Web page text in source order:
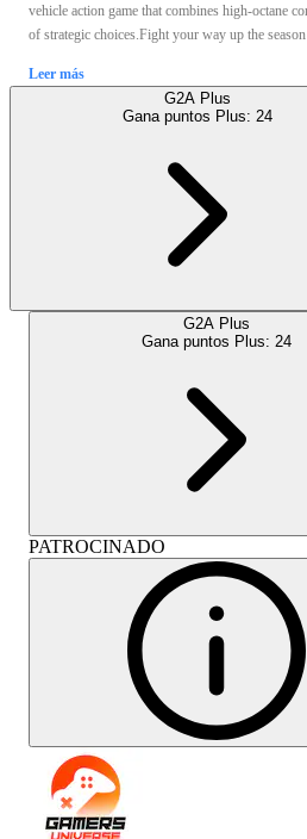
vehicle action game that combines high-octane
of strategic choices.Fight your way up the
Leer más
G2A Plus
Gana puntos Plus: 24
G2A Plus
Gana puntos Plus: 24
PATROCINADO